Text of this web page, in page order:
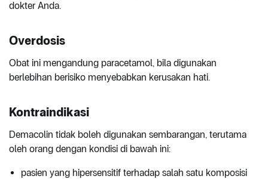
dokter Anda.
Overdosis
Obat ini mengandung paracetamol, bila digunakan
berlebihan berisiko menyebabkan kerusakan hati.
Kontraindikasi
Demacolin tidak boleh digunakan sembarangan, terutama
oleh orang dengan kondisi di bawah ini:
pasien yang hipersensitif terhadap salah satu komposisi